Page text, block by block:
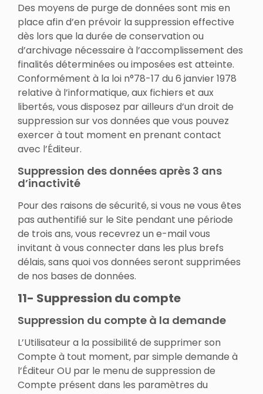
Des moyens de purge de données sont mis en
place afin d’en prévoir la suppression effective
dès lors que la durée de conservation ou
d’archivage nécessaire à l’accomplissement des
finalités déterminées ou imposées est atteinte.
Conformément à la loi n°78-17 du 6 janvier 1978
relative à l’informatique, aux fichiers et aux
libertés, vous disposez par ailleurs d’un droit de
suppression sur vos données que vous pouvez
exercer à tout moment en prenant contact
avec l’Éditeur.
Suppression des données après 3 ans
d’inactivité
Pour des raisons de sécurité, si vous ne vous êtes
pas authentifié sur le Site pendant une période
de trois ans, vous recevrez un e-mail vous
invitant à vous connecter dans les plus brefs
délais, sans quoi vos données seront supprimées
de nos bases de données.
11- Suppression du compte
Suppression du compte à la demande
L’Utilisateur a la possibilité de supprimer son
Compte à tout moment, par simple demande à
l’Éditeur OU par le menu de suppression de
Compte présent dans les paramètres du